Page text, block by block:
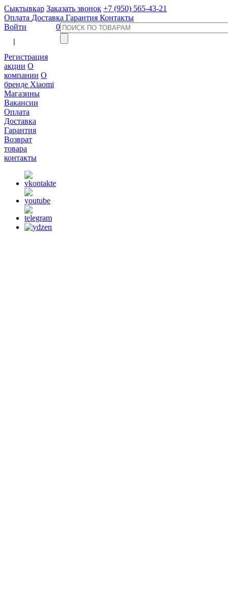
Сыктывкар Заказать звонок +7 (950) 565-43-21
Оплата Доставка Гарантия Контакты
Войти
Регистрация
акции О
компании О
бренде Xiaomi
Магазины
Вакансии
Оплата
Доставка
Гарантия
Возврат
товара
контакты
0